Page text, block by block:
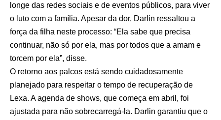
longe das redes sociais e de eventos públicos, para viver
o luto com a família. Apesar da dor, Darlin ressaltou a
força da filha neste processo: “Ela sabe que precisa
continuar, não só por ela, mas por todos que a amam e
torcem por ela”, disse.
O retorno aos palcos está sendo cuidadosamente
planejado para respeitar o tempo de recuperação de
Lexa. A agenda de shows, que começa em abril, foi
ajustada para não sobrecarregá-la. Darlin garantiu que o